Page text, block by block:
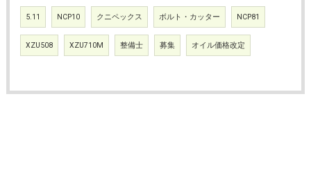
5.11 NCP10 クニペックス ボルト・カッター NCP81
XZU508 XZU710M 整備士 募集 オイル価格改定